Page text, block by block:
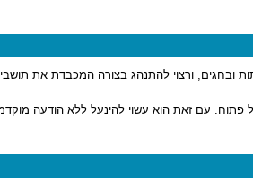
ובחגים, ורצוי להתנהג בצורה המכבדת את תושבי